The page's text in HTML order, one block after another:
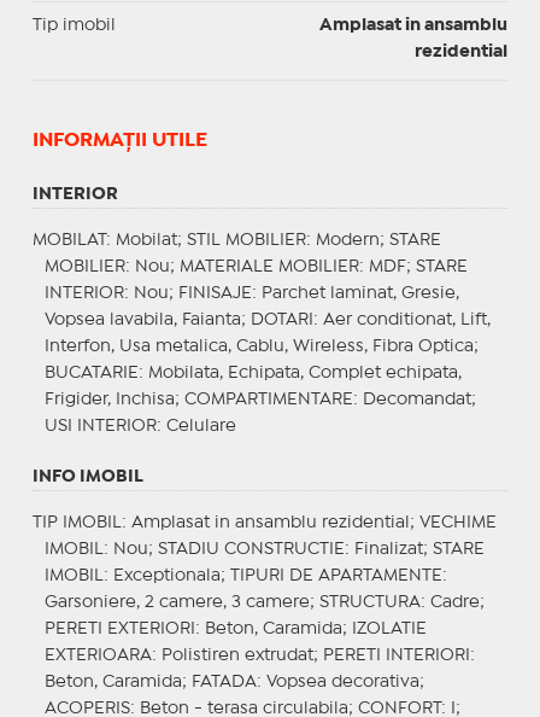
Tip imobil
Amplasat in ansamblu
rezidential
INFORMAŢII UTILE
INTERIOR
MOBILAT : Mobilat; STIL MOBILIER: Modern; STARE
MOBILIER: Nou; MATERIALE MOBILIER: MDF; STARE
INTERIOR: Nou; FINISAJE : Parchet laminat, Gresie,
Vopsea lavabila, Faianta;
DOTARI : Aer conditionat, Lift,
Interfon, Usa metalica, Cablu, Wireless, Fibra Optica;
BUCATARIE : Mobilata, Echipata, Complet echipata,
Frigider, Inchisa; COMPARTIMENTARE : Decomandat;
USI INTERIOR: Celulare
INFO IMOBIL
TIP IMOBIL : Amplasat in ansamblu rezidential; VECHIME
IMOBIL : Nou; STADIU CONSTRUCTIE : Finalizat; STARE
IMOBIL : Exceptionala; TIPURI DE APARTAMENTE :
Garsoniere, 2 camere, 3 camere; STRUCTURA: Cadre;
PERETI EXTERIORI : Beton, Caramida;
IZOLATIE
EXTERIOARA: Polistiren extrudat; PERETI INTERIORI :
Beton, Caramida; FATADA: Vopsea decorativa;
ACOPERIS: Beton - terasa circulabila; CONFORT : I;